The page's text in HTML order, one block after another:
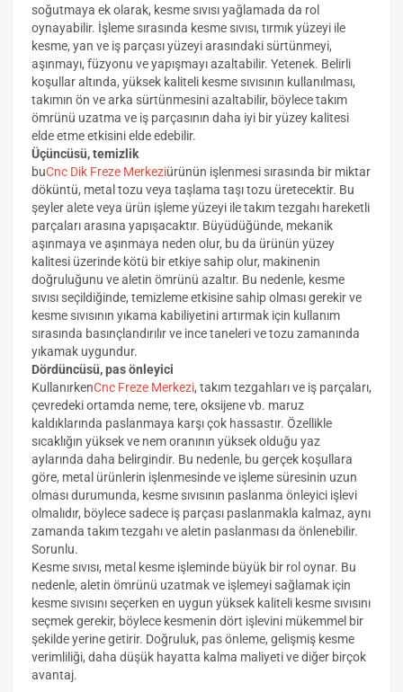
soğutmaya ek olarak, kesme sıvısı yağlamada da rol
oynayabilir. İşleme sırasında kesme sıvısı, tırmık yüzeyi ile
kesme, yan ve iş parçası yüzeyi arasındaki sürtünmeyi,
aşınmayı, füzyonu ve yapışmayı azaltabilir. Yetenek. Belirli
koşullar altında, yüksek kaliteli kesme sıvısının kullanılması,
takımın ön ve arka sürtünmesini azaltabilir, böylece takım
ömrünü uzatma ve iş parçasının daha iyi bir yüzey kalitesi
elde etme etkisini elde edebilir.
Üçüncüsü, temizlik
buCnc Dik Freze Merkeziürünün işlenmesi sırasında bir miktar
döküntü, metal tozu veya taşlama taşı tozu üretecektir. Bu
şeyler alete veya ürün işleme yüzeyi ile takım tezgahı hareketli
parçaları arasına yapışacaktır. Büyüdüğünde, mekanik
aşınmaya ve aşınmaya neden olur, bu da ürünün yüzey
kalitesi üzerinde kötü bir etkiye sahip olur, makinenin
doğruluğunu ve aletin ömrünü azaltır. Bu nedenle, kesme
sıvısı seçildiğinde, temizleme etkisine sahip olması gerekir ve
kesme sıvısının yıkama kabiliyetini artırmak için kullanım
sırasında basınçlandırılır ve ince taneleri ve tozu zamanında
yıkamak uygundur.
Dördüncüsü, pas önleyici
KullanırkenCnc Freze Merkezi, takım tezgahları ve iş parçaları,
çevredeki ortamda neme, tere, oksijene vb. maruz
kaldıklarında paslanmaya karşı çok hassastır. Özellikle
sıcaklığın yüksek ve nem oranının yüksek olduğu yaz
aylarında daha belirgindir. Bu nedenle, bu gerçek koşullara
göre, metal ürünlerin işlenmesinde ve işleme süresinin uzun
olması durumunda, kesme sıvısının paslanma önleyici işlevi
olmalıdır, böylece sadece iş parçası paslanmakla kalmaz, aynı
zamanda takım tezgahı ve aletin paslanması da önlenebilir.
Sorunlu.
Kesme sıvısı, metal kesme işleminde büyük bir rol oynar. Bu
nedenle, aletin ömrünü uzatmak ve işlemeyi sağlamak için
kesme sıvısını seçerken en uygun yüksek kaliteli kesme sıvısını
seçmek gerekir, böylece kesmenin dört işlevini mükemmel bir
şekilde yerine getirir. Doğruluk, pas önleme, gelişmiş kesme
verimliliği, daha düşük hayatta kalma maliyeti ve diğer birçok
avantaj.